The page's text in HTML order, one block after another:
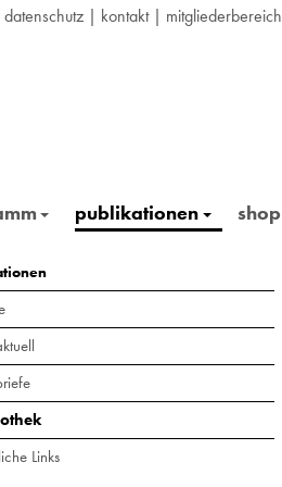
datenschutz | kontakt| mitgliederbereich
publikationen shop
Links